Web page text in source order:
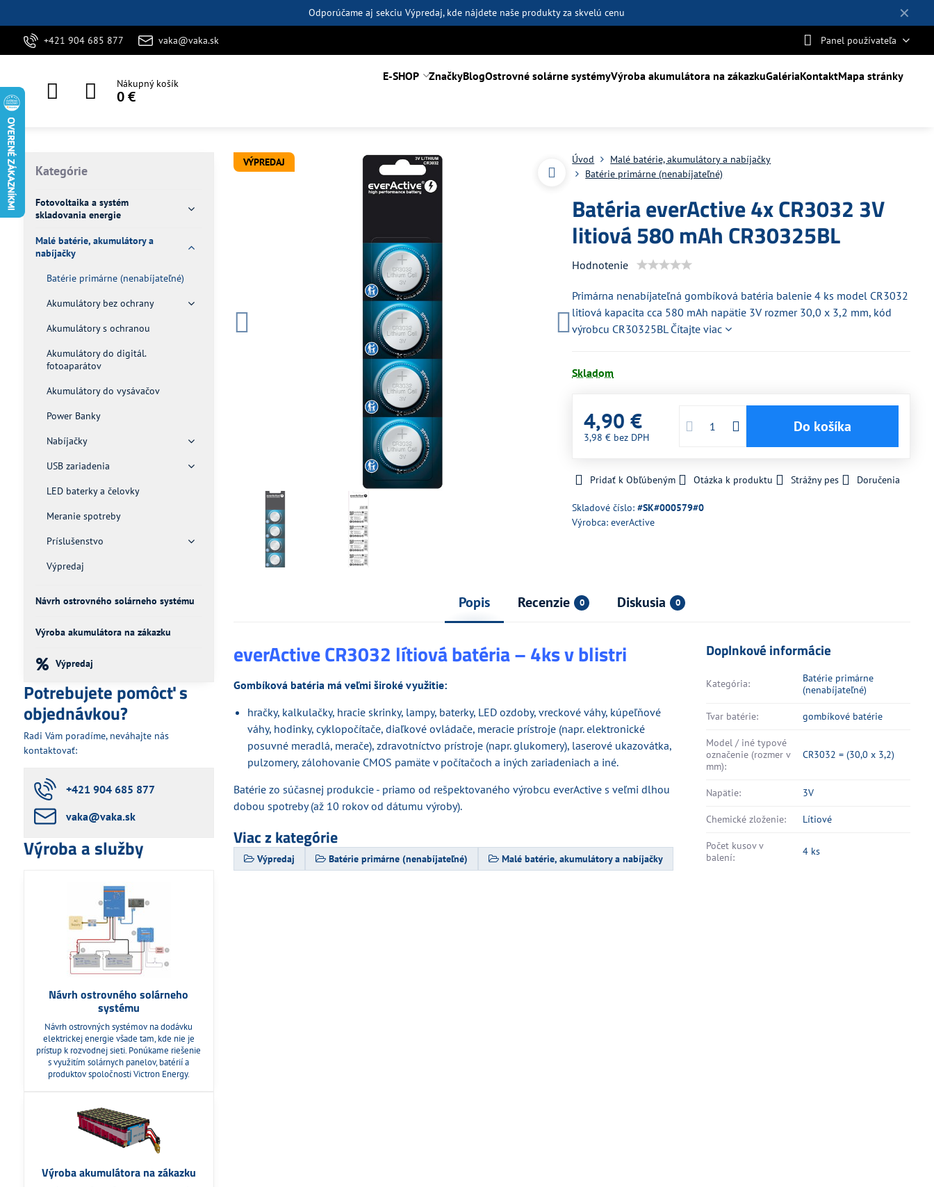
✕
Odporúčame aj sekciuVýpredaj, kde nájdete naše produkty za skvelú cenu
+421 904 685 877 vaka@vaka.sk Panel používateľa
Nákupný košík
0 €
E-SHOP ZnačkyBlogOstrovné solárne systémyVýroba akumulátora na zákazkuGalériaKontaktMapa stránky
VÝPREDAJ Úvod
Malé batérie, akumulátory a nabíjačky
Batérie primárne (nenabíjateľné)
Batéria everActive 4x CR3032 3V
litiová 580 mAh CR30325BL
Hodnotenie
Primárna nenabíjateľná gombíková batéria balenie 4 ks model CR3032
litiová kapacita cca 580 mAh napätie 3V rozmer 30,0 x 3,2 mm, kód
výrobcu CR30325BL Čítajte viac
Skladom
4,90 €
3,98 € bez DPH
Do košíka
Pridať k Obľúbeným Otázka k produktu Strážny pes Doručenia
Skladové číslo:#SK#000579#0
Výrobca:everActive
Popis Recenzie 0 Diskusia 0
everActive CR3032 lítiová batéria – 4ks v blistri
Gombíková batéria má veľmi široké využitie:
hračky, kalkulačky, hracie skrinky, lampy, baterky, LED ozdoby, vreckové váhy, kúpeľňové
váhy, hodinky, cyklopočítače, diaľkové ovládače, meracie prístroje (napr. elektronické
posuvné meradlá, merače), zdravotníctvo prístroje (napr. glukomery), laserové ukazovátka,
pulzomery, zálohovanie CMOS pamäte v počítačoch a iných zariadeniach a iné.
Batérie zo súčasnej produkcie - priamo od rešpektovaného výrobcu everActive s veľmi dlhou
dobou spotreby (až 10 rokov od dátumu výroby).
Viac z kategórie
Výpredaj Batérie primárne (nenabíjateľné) Malé batérie, akumulátory a nabíjačky
Doplnkové informácie
Kategória:
Batérie primárne
(nenabíjateľné)
Tvar batérie: gombíkové batérie
Model / iné typové
označenie (rozmer v
mm):
CR3032 = (30,0 x 3,2)
Napätie: 3V
Chemické zloženie: Lítiové
Počet kusov v
balení:
4 ks
Kategórie
Fotovoltaika a systém
skladovania energie
Malé batérie, akumulátory a
nabíjačky
Batérie primárne (nenabíjateľné)
Akumulátory bez ochrany
Akumulátory s ochranou
Akumulátory do digitál.
fotoaparátov
Akumulátory do vysávačov
Power Banky
Nabíjačky
USB zariadenia
LED baterky a čelovky
Meranie spotreby
Príslušenstvo
Výpredaj
Návrh ostrovného solárneho systému
Výroba akumulátora na zákazku
Výpredaj
Potrebujete pomôcť s
objednávkou?
Radi Vám poradíme, neváhajte nás
kontaktovať:
+421 904 685 877
vaka​@vaka​.sk
Výroba a služby
Návrh ostrovného solárneho
systému
Návrh ostrovných systémov na dodávku
elektrickej energie všade tam, kde nie je
prístup k rozvodnej sieti. Ponúkame riešenie
s využitím solárnych panelov, batérií a
produktov spoločnosti Victron Energy.
Výroba akumulátora na zákazku